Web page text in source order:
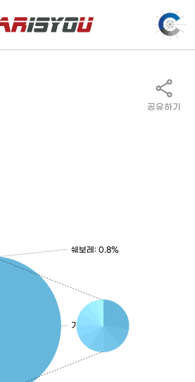
공유하기
기아: 48.9%
쉐보레: 0.8%